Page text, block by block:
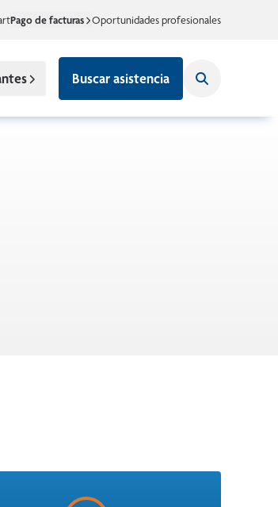
Pago de facturas Oportunidades profesionales
Buscar asistencia